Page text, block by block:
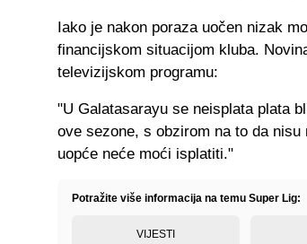
Iako je nakon poraza uočen nizak
financijskom situacijom kluba.
televizijskom programu:
"U Galatasarayu se neisplata plata
ove sezone, s obzirom na to da
uopće neće moći isplatiti."
Potražite više informacija na temu Super Lig:
VIJESTI